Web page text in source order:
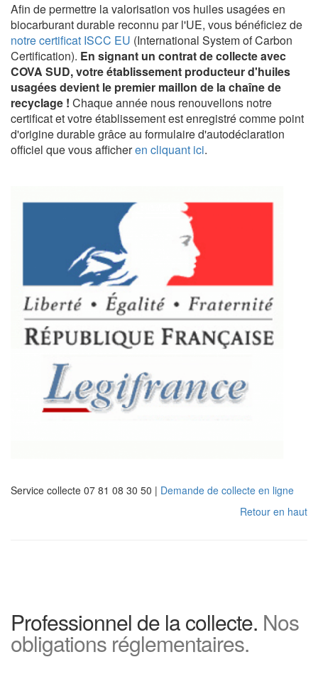
Afin de permettre la valorisation vos huiles usagées en
biocarburant durable reconnu par l'UE, vous bénéficiez de
notre certificat ISCC EU (International System of Carbon
Certification). En signant un contrat de collecte avec
COVA SUD, votre établissement producteur d'huiles
usagées devient le premier maillon de la chaîne de
recyclage ! Chaque année nous renouvellons notre
certificat et votre établissement est enregistré comme point
d'origine durable grâce au formulaire d'autodéclaration
officiel que vous afficheren cliquant ici.
Service collecte 07 81 08 30 50 | Demande de collecte en ligne
Retour en haut
Professionnel de la collecte. Nos
obligations réglementaires.